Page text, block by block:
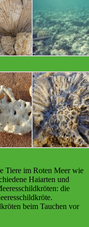
Tiere im Roten Meer wie
Haiarten und
die
beim Tauchen vor